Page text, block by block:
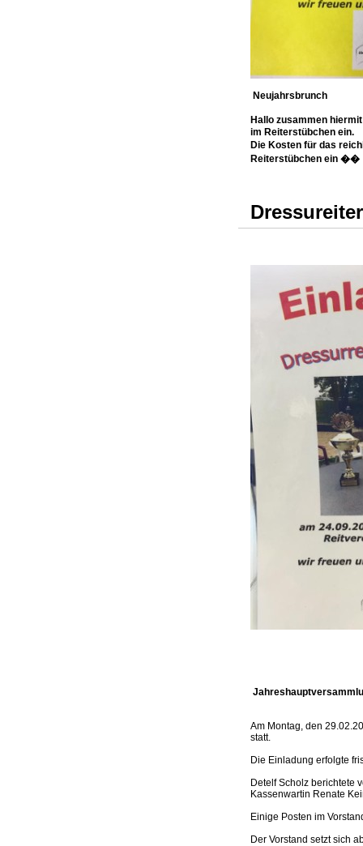
Neujahrsbrunch
Hallo zusammen
im Reiterstübchen ein.
Die Kosten für das
Reiterstübchen ein ��
Am Montag, den
statt.
Die Einladung erfolgte
Detelf Scholz berichtete
Kassenwartin Renate
Einige Posten im
Der Vorstand setzt sich